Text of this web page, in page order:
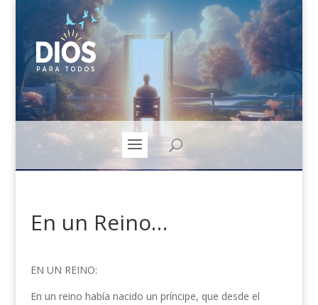
En un Reino…
EN UN REINO:
En un reino había nacido un príncipe, que desde el